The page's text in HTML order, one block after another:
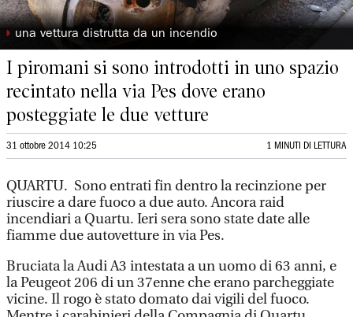
◗ una vettura distrutta da un incendio
I piromani si sono introdotti in uno spazio
recintato nella via Pes dove erano
posteggiate le due vetture
31 ottobre 2014 10:25 1 MINUTI DI LETTURA
QUARTU. Sono entrati fin dentro la recinzione per
riuscire a dare fuoco a due auto. Ancora raid
incendiari a Quartu. Ieri sera sono state date alle
fiamme due autovetture in via Pes.
Bruciata la Audi A3 intestata a un uomo di 63 anni, e
la Peugeot 206 di un 37enne che erano parcheggiate
vicine. Il rogo è stato domato dai vigili del fuoco.